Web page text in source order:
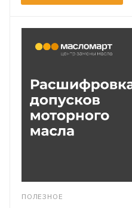
ПОЛЕЗНОЕ